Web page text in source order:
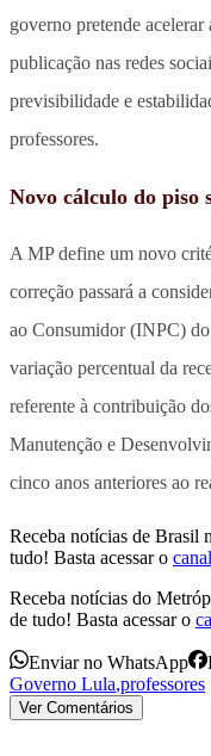
governo pretende
publicação nas redes
previsibilidade e
professores.
Novo cálculo do piso
A MP define um novo
correção passará a
ao Consumidor (INPC)
variação percentual da
referente à contribuição
Manutenção e
cinco anos anteriores ao
Receba notícias de Brasil
tudo! Basta acessar o
Receba notícias do
de tudo! Basta acessar o
Enviar no WhatsApp
Governo Lula,professores
Ver Comentários